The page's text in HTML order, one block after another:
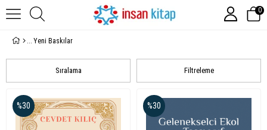
0
Yeni Baskılar
Filtreleme
Sıralama
%30 %30